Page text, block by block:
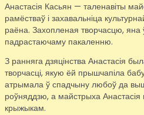
Анастасія Касьян — таленавіты
рамёстваў і захавальніца
раёна. Захопленая творчасцю,
падрастаючаму пакаленню.
З ранняга дзяцінства Анастасія
творчасці, якую ёй прышчапіла
атрымала ў спадчыну любоў да
роўняддзю, а майстрыха
крыжыкам.